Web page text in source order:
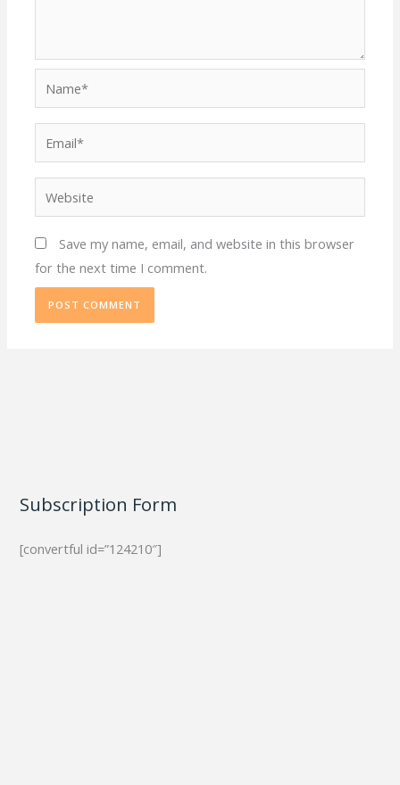
Website
Save my name, email, and website in this browser
for the next time I comment.
Subscription Form
[convertful id=”124210″]